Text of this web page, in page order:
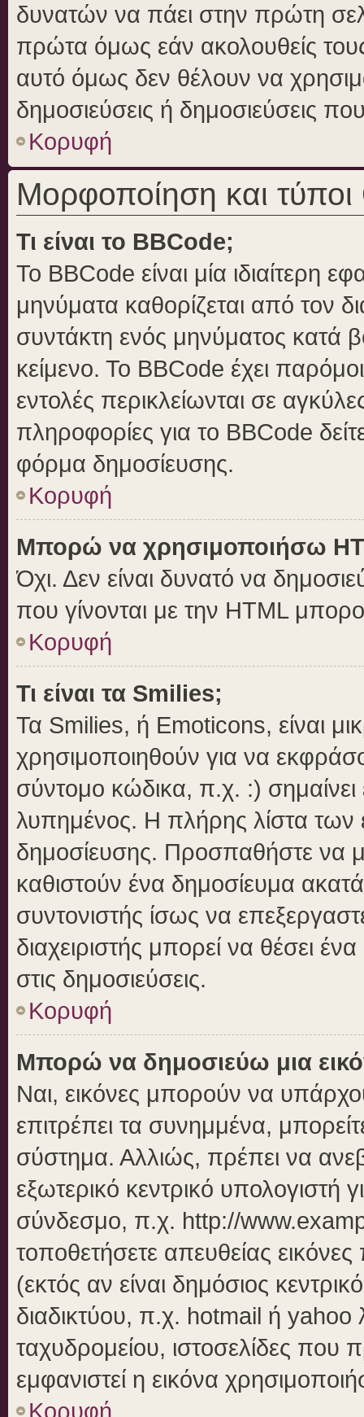
δυνατών να πάει στην πρώτη
πρώτα όμως εάν ακολουθείς
αυτό όμως δεν θέλουν να
δημοσιεύσεις ή δημοσιεύσεις
Κορυφή
Μορφοποίηση και
Τι είναι το BBCode;
Το BBCode είναι μία ιδιαίτερη
μηνύματα καθορίζεται από τον
συντάκτη ενός μηνύματος κατά
κείμενο. Το BBCode έχει
εντολές περικλείωνται σε
πληροφορίες για το BBCode
φόρμα δημοσίευσης.
Κορυφή
Μπορώ να χρησιμοποιήσω
Όχι. Δεν είναι δυνατό να
που γίνονται με την HTML
Κορυφή
Τι είναι τα Smilies;
Τα Smilies, ή Emoticons, είναι
χρησιμοποιηθούν για να
σύντομο κώδικα, π.χ. :)
λυπημένος. Η πλήρης λίστα των
δημοσίευσης. Προσπαθήστε να
καθιστούν ένα δημοσίευμα
συντονιστής ίσως να
διαχειριστής μπορεί να θέσει
στις δημοσιεύσεις.
Κορυφή
Μπορώ να δημοσιεύω μια
Ναι, εικόνες μπορούν να
επιτρέπει τα συνημμένα,
σύστημα. Αλλιώς, πρέπει να
εξωτερικό κεντρικό υπολογιστή
σύνδεσμο, π.χ. http://
τοποθετήσετε απευθείας
(εκτός αν είναι δημόσιος
διαδικτύου, π.χ. hotmail ή yahoo
ταχυδρομείου, ιστοσελίδες που
εμφανιστεί η εικόνα
Κορυφή